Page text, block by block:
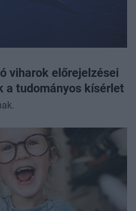
viharok előrejelzései
a tudományos kísérlet